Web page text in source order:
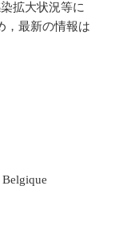
拡大状況等に
，最新の情報は